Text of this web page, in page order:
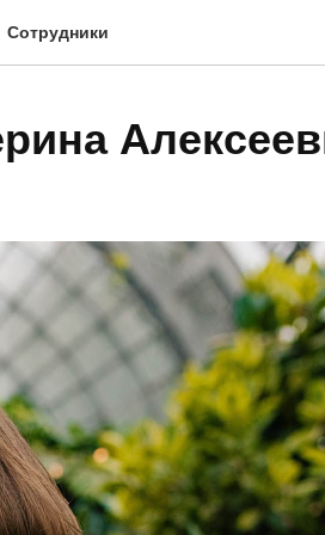
Сотрудники